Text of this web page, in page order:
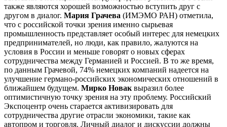
также являются хорошей возможностью вступить друг с
другом в диалог. Мария Грачева (ИМЭМО РАН) отметила,
что с российской точки зрения именно сырьевая
промышленность представляет особый интерес для немецких
предпринимателей, но люди, как правило, жалуются на
условия в России и меньше говорят о новых сферах
сотрудничества между Германией и Россией. В то же время,
по данным Грачевой, 74% немецких компаний надеется на
улучшение германо-российских экономических отношений в
ближайшем будущем. Мирко Новак выразил более
оптимистичную точку зрения на эту проблему. Российский
Экспоцентр очень старается активизировать для
сотрудничества другие отрасли экономики, такие как
автопром и торговля. Личный диалог и дискуссии должны